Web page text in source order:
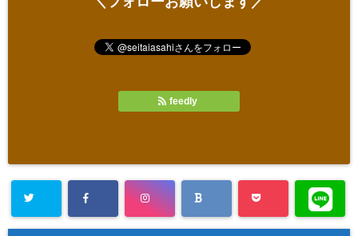
feedly